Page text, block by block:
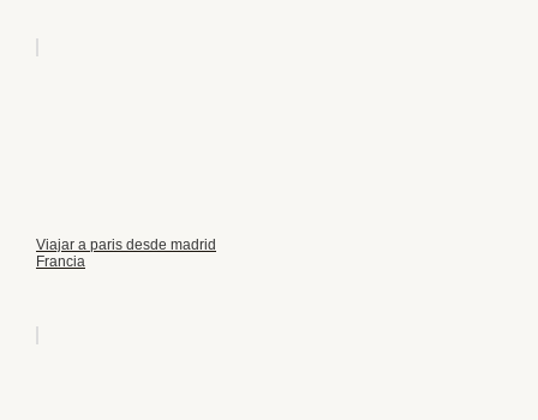
Viajar a paris desde madrid
Francia